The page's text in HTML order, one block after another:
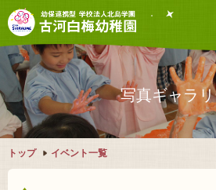
写真ギャラ
トップ イベント一覧